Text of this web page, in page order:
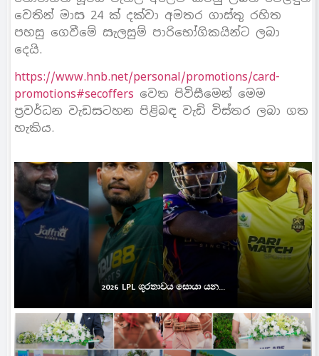
වෙතින් මාස 24 ක් දක්වා අමතර ගාස්තු රහිත
පහසු ගෙවීමේ සැලසුම් පාරිභෝගිකයින්ට ලබා
දෙයි.
https://www.hnb.net/personal/promotions/card-
promotions#secoffers වෙත පිවිසීමෙන් මෙම
ප‍්‍රවර්ධන වැඩසටහන පිළිබඳ වැඩි විස්තර ලබා ගත
හැකිය.
2026 LPL ශූරතාවය සොයා යන...